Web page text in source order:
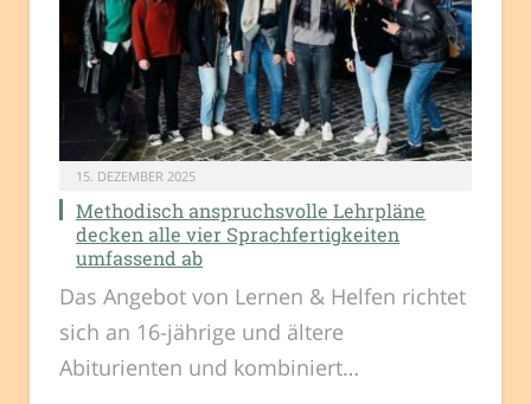
15. DEZEMBER 2025
Methodisch anspruchsvolle Lehrpläne
decken alle vier Sprachfertigkeiten
umfassend ab
Das Angebot von Lernen & Helfen richtet
sich an 16-jährige und ältere
Abiturienten und kombiniert…